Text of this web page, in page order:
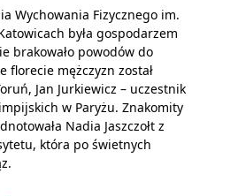
Wychowania Fizycznego im.
była gospodarzem
brakowało powodów do
florecie mężczyzn został
Jan Jurkiewicz – uczestnik
w Paryżu. Znakomity
Nadia Jaszczołt z
która po świetnych